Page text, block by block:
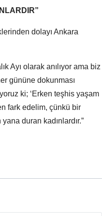
dolayı Ankara
Ayı olarak anılıyor ama biz
gününe dokunması
ki; ‘Erken teşhis yaşam
fark edelim, çünkü bir
duran kadınlardır.”